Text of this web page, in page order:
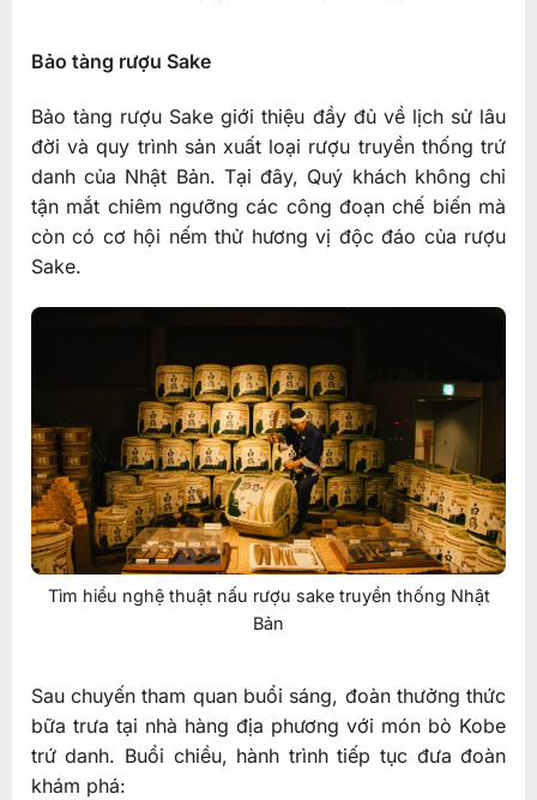
Bảo tàng rượu Sake
Bảo tàng rượu Sake giới thiệu đầy đủ về lịch sử lâu
đời và quy trình sản xuất loại rượu truyền thống trứ
danh của Nhật Bản. Tại đây, Quý khách không chỉ
tận mắt chiêm ngưỡng các công đoạn chế biến mà
còn có cơ hội nếm thử hương vị độc đáo của rượu
Sake.
Tìm hiểu nghệ thuật nấu rượu sake truyền thống Nhật
Bản
Sau chuyến tham quan buổi sáng, đoàn thưởng thức
bữa trưa tại nhà hàng địa phương với món bò Kobe
trứ danh. Buổi chiều, hành trình tiếp tục đưa đoàn
khám phá: